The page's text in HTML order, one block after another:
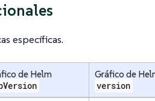
específicas.
de Helm
Gráfico de
version